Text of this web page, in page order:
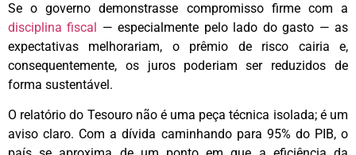
Se o governo demonstrasse compromisso firme com a
disciplina fiscal — especialmente pelo lado do gasto — as
expectativas melhorariam, o prêmio de risco cairia e,
consequentemente, os juros poderiam ser reduzidos de
forma sustentável.
O relatório do Tesouro não é uma peça técnica isolada; é um
aviso claro. Com a dívida caminhando para 95% do PIB, o